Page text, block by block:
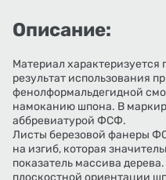
Описание:
Материал
результат использования
фенолформальдегидной
намоканию шпона. В
аббревиатурой ФСФ.
Листы березовой фанеры
на изгиб, которая
показатель массива